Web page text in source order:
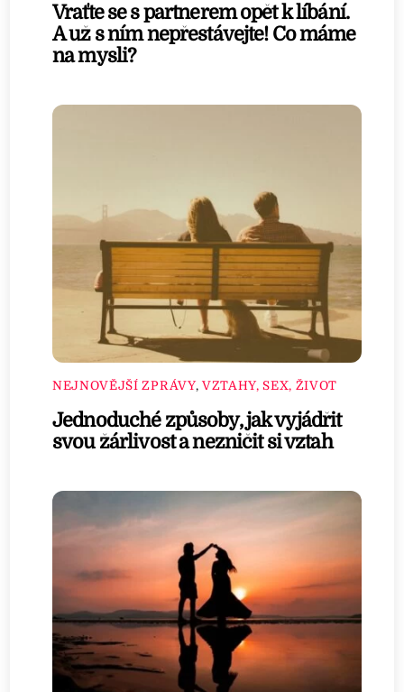
Vraťte se s partnerem opět k líbání.
A už s ním nepřestávejte! Co máme
na mysli?
NEJNOVĚJŠÍ ZPRÁVY, VZTAHY, SEX, ŽIVOT
Jednoduché způsoby, jak vyjádřit
svou žárlivost a nezničit si vztah